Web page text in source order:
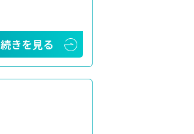
続きを見る